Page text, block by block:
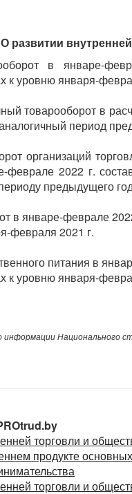
О развитии
в январе-
к уровню января-
товарооборот в
период
организаций
феврале 2022 г.
предыдущего
в январе-феврале
февраля 2021 г.
питания в
к уровню января-
информации Национального
торговли и
продукте
торговли и